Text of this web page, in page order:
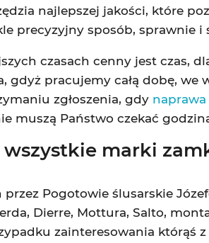
najlepszej jakości, które
precyzyjny sposób, sprawnie i
czasach cenny jest czas,
gdyż pracujemy całą dobę,
zgłoszenia, gdy naprawa
muszą Państwo czekać
marki
Pogotowie ślusarskie
Dierre, Mottura, Salto,
zainteresowania którąś